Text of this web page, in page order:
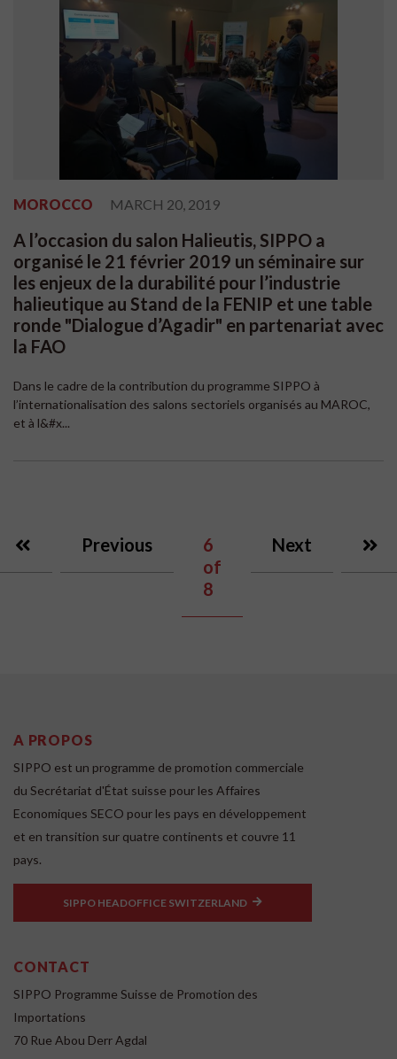
MOROCCO MARCH 20, 2019
A l’occasion du salon Halieutis, SIPPO a
organisé le 21 février 2019 un séminaire sur
les enjeux de la durabilité pour l’industrie
halieutique au Stand de la FENIP et une table
ronde "Dialogue d’Agadir" en partenariat avec
la FAO
Dans le cadre de la contribution du programme SIPPO à
l’internationalisation des salons sectoriels organisés au MAROC,
et à l&#x...
Previous
6
of
8
Next
A PROPOS
SIPPO est un programme de promotion commerciale
du Secrétariat d'État suisse pour les Affaires
Economiques SECO pour les pays en développement
et en transition sur quatre continents et couvre 11
pays.
SIPPO HEADOFFICE SWITZERLAND
CONTACT
SIPPO Programme Suisse de Promotion des
Importations
70 Rue Abou Derr Agdal